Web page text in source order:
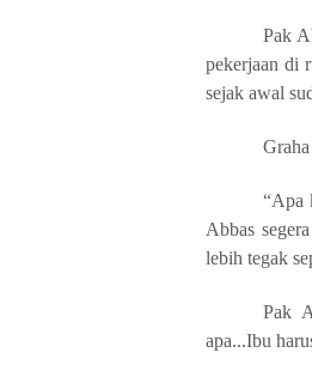
Pak
pekerjaan di
sejak awal
“Apa
Abbas
lebih tegak
Pak
apa...Ibu